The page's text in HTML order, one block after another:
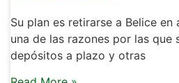
Su plan es retirarse a Belice en
una de las razones por las que
depósitos a plazo y otras